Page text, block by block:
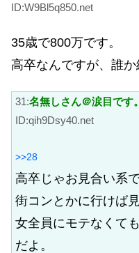
ID:W9Bl5q850.net
35歳で800万です。
高卒なんですが、誰
31:名無しさん＠涙目です。
ID:qih9Dsy40.net
>>28
高卒じゃお見合い系
街コンとかに行けば
女全員にモテなくて
だよ。